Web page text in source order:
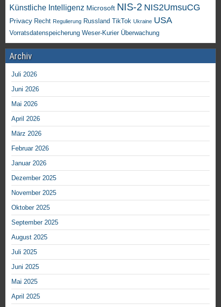
Künstliche Intelligenz Microsoft NIS-2 NIS2UmsuCG
Privacy Recht Regulierung Russland TikTok Ukraine USA
Vorratsdatenspeicherung Weser-Kurier Überwachung
Archiv
Juli 2026
Juni 2026
Mai 2026
April 2026
März 2026
Februar 2026
Januar 2026
Dezember 2025
November 2025
Oktober 2025
September 2025
August 2025
Juli 2025
Juni 2025
Mai 2025
April 2025